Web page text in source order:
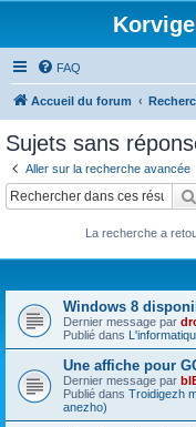
FAQ
Accueil du forum
Sujets sans
Aller sur la recherche avancée
La recherche a
Windows 8
Dernier message par
Publié dans
Une affiche pour
Dernier message par
Publié dans Troidigezh
anezho)